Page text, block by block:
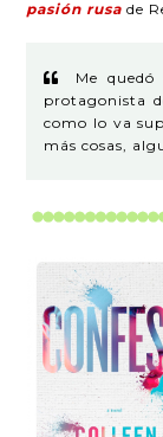
pasión rusade
Me quedó
protagonista
como lo va
más cosas,